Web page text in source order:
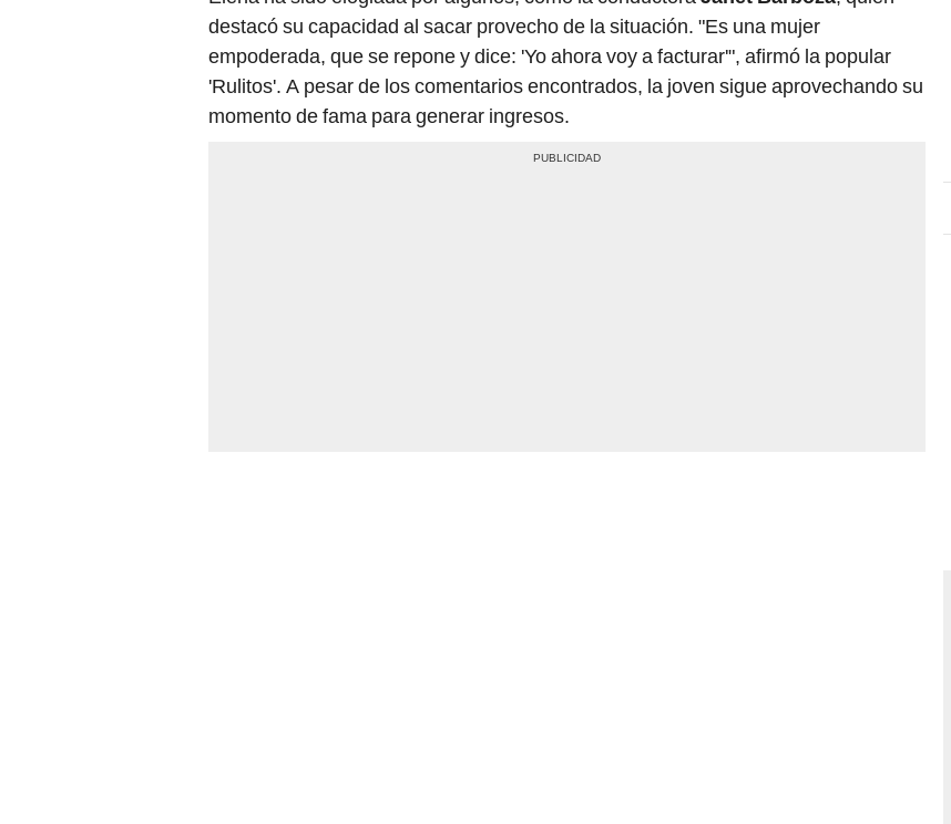
destacó su capacidad al sacar provecho de la situación. "Es una mujer
empoderada, que se repone y dice: 'Yo ahora voy a facturar'", afirmó la popular
'Rulitos'. A pesar de los comentarios encontrados, la joven sigue aprovechando su
momento de fama para generar ingresos.